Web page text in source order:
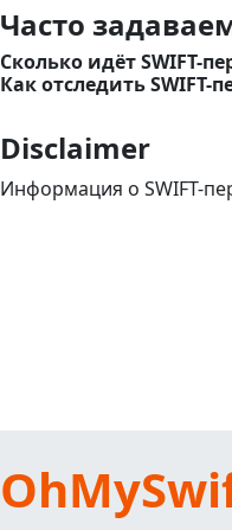
Часто
Сколько идёт SWIFT-
Как отследить SWIFT-
Disclaimer
Информация о SWIFT-